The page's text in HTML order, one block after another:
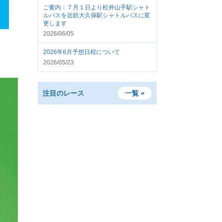
ご案内：７月１日より松井山手駅シャト
ルバスを近鉄大久保駅シャトルバスに変
更します
2026/06/05
2026年6月予想日程について
2026/05/23
注目のレース 一覧 »